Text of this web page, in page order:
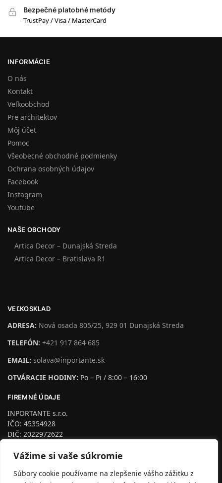
Vážime si vaše súkromie
Súbory cookie používame na zlepšenie vášho zážitku z
Bezpečné platobné metódy
TrustPay / Visa / MasterCard
INFORMÁCIE
O nás
Kontakt
Veľkoobchod
Pre architektov
Môj účet
Pomoc
Všeobecné obchodné podmienky
Ochrana osobných údajov
Facebook
Instagram
Youtube
NAŠE OBCHODY
Artica Decor – Dunajská Streda
Artica Decor – Bratislava R1
VEĽKOSKLAD
ADRESA: Nová osada 805/25, 929 01 Dunajská Streda
TELEFÓN: +421 917 864 685
EMAIL: solava@inportante.sk
OTVÁRACIE HODINY: Po – Pi / 8:00 – 16:00
FIREMNÉ ÚDAJE
INPORTANTE s.r.o.
IČO: 45354928
DIČ: 2022972622
podľa §4 Zapísaná na Trnava, odd. Sro, vl.č.24953/T
Inšpektorát Slovenskej obchodnej inšpekcie so sídlom v